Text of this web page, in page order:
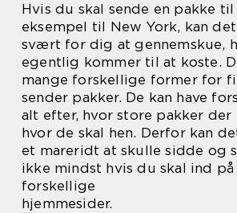
Hvis du skal sende en pakke
eksempel til New York, kan
svært for dig at gennemskue,
egentlig kommer til at koste.
mange forskellige former for
sender pakker. De kan have
alt efter, hvor store pakker der
hvor de skal hen. Derfor kan
et mareridt at skulle sidde og
ikke mindst hvis du skal ind på
forskellige
hjemmesider.